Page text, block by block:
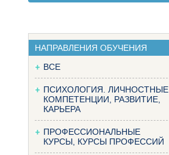
НАПРАВЛЕНИЯ ОБУЧЕНИЯ
ВСЕ
ПСИХОЛОГИЯ. ЛИЧНОСТНЫЕ
КОМПЕТЕНЦИИ, РАЗВИТИЕ,
КАРЬЕРА
ПРОФЕССИОНАЛЬНЫЕ
КУРСЫ, КУРСЫ ПРОФЕССИЙ